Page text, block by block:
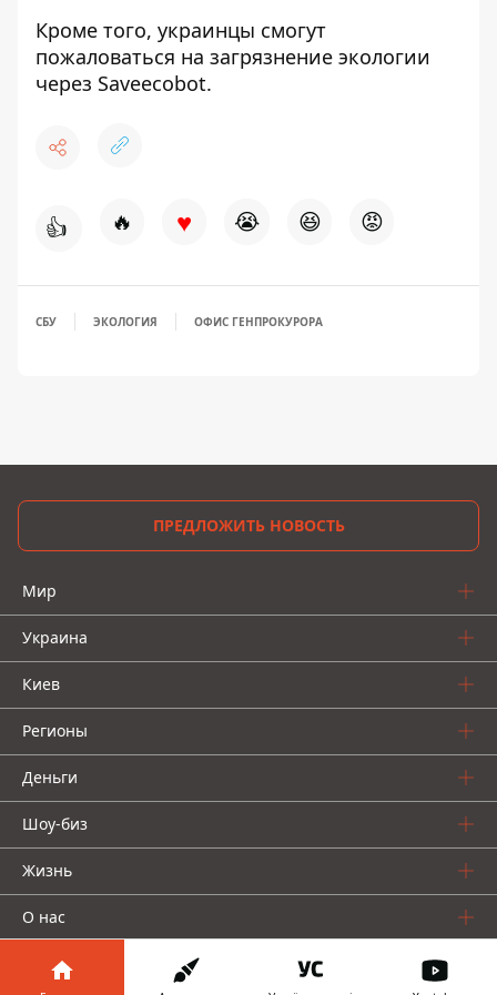
Кроме того, украинцы смогут
пожаловаться на загрязнение экологии
через Saveecobot.
👍 🔥 ♥ 😭 😆 😡
СБУ ЭКОЛОГИЯ ОФИС ГЕНПРОКУРОРА
ПРЕДЛОЖИТЬ НОВОСТЬ
Мир
Украина
Киев
Регионы
Деньги
Шоу-биз
Жизнь
О нас